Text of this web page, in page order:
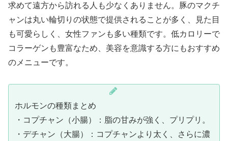
求めて遠方から訪れる人も少なくありません。豚のマクチ
ャンは丸い輪切りの状態で提供されることが多く、見た目
も可愛らしく、女性ファンも多い種類です。低カロリーで
コラーゲンも豊富なため、美容を意識する方にもおすすめ
のメニューです。
ホルモンの種類まとめ
・コプチャン（小腸）：脂の甘みが強く、プリプリ。
・デチャン（大腸）：コプチャンより太く、さらに濃